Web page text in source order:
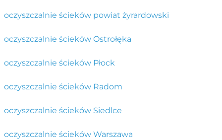
oczyszczalnie ścieków powiat żyrardowski
oczyszczalnie ścieków Ostrołęka
oczyszczalnie ścieków Płock
oczyszczalnie ścieków Radom
oczyszczalnie ścieków Siedlce
oczyszczalnie ścieków Warszawa